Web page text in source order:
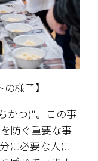
様子】
かつ)“。この事
防ぐ重要な事
に必要な人に